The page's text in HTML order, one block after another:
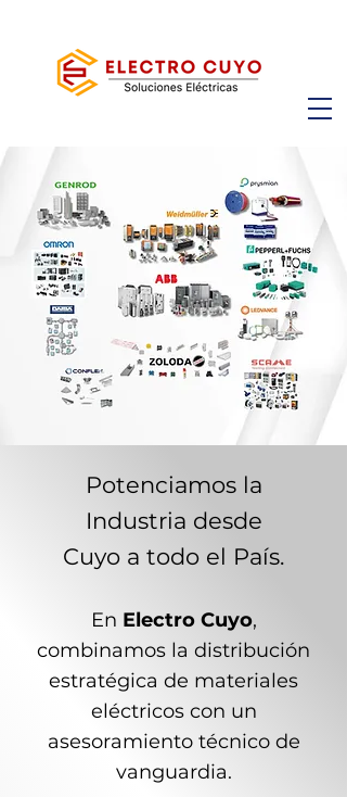
Potenciamos la
Industria desde
Cuyo a todo el País.
En Electro Cuyo,
combinamos la distribución
estratégica de materiales
eléctricos con un
asesoramiento técnico de
vanguardia.